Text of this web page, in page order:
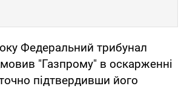
Федеральний трибунал
"Газпрому" в оскарженні
підтвердивши його